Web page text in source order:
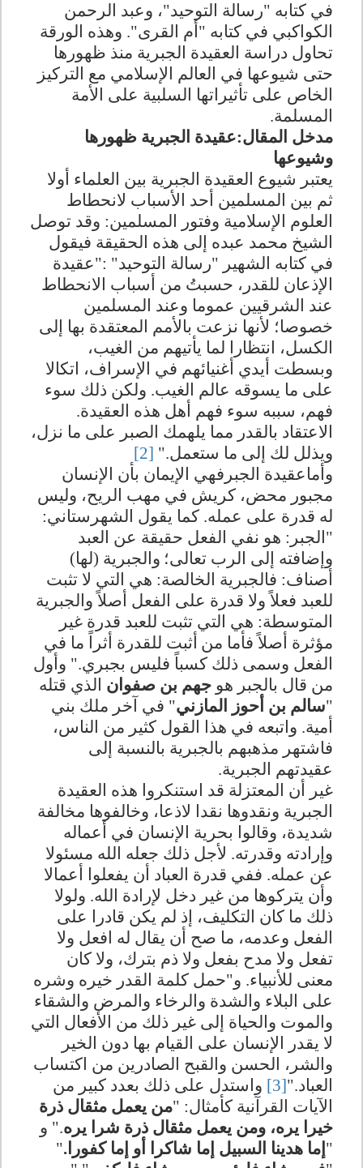
في كتابه "رسالة التوحيد"، وعبد الرحمن
الكواكبي في كتابه "أم القرى". وهذه الورقة
تحاول دراسة العقيدة الجبرية منذ ظهورها
حتى شيوعها في العالم الإسلامي مع التركيز
الخاص على تأثيراتها السلبية على الأمة
المسلمة.
مدخل المقال:عقيدة الجبرية ظهورها
وشيوعها
يعتبر شيوع العقيدة الجبرية بين العلماء أولا
ثم بين المسلمين أحد الأسباب لانحطاط
العلوم الإسلامية وفتور المسلمين: وقد توصل
الشيخ محمد عبده إلى هذه الحقيقة فيقول
في كتابه الشهير "رسالة التوحيد" :"عقيدة
الإذعان للقدر، حسبتُ من أسباب الانحطاط
عند الشرقيين عموما وعند المسلمين
خصوصا؛ لأنها نزعت بالأمم المعتقدة بها إلى
الكسل، انتظارا لما يأتيهم من الغيب،
وبسطت أيدي أغنيائهم في الإسراف، اتكالا
على ما يسوقه عالم الغيب. ولكن ذلك سوء
فهم، سببه سوء فهم أهل هذه العقيدة.
الاعتقاد بالقدر مما يلهمك الصبر على ما نزل،
ويذلل لك إلى ما ستعمل." [2]
وأماعقيدة الجبرفهي الإيمان بأن الإنسان
مجبور محض، كريش في مهب الريح، وليس
له قدرة على عمله. كما يقول الشهرستاني:
"الجبر‏:‏ هو نفي الفعل حقيقة عن العبد
وإضافته إلى الرب تعالى؛ والجبرية (لها)
أصناف‏:‏ فالجبرية الخالصة‏:‏ هي التي لا تثبت
للعبد فعلاً ولا قدرة على الفعل أصلاً والجبرية
المتوسطة‏:‏ هي التي تثبت للعبد قدرة غير
مؤثرة أصلاً فأما من أثبت للقدرة أثراً ما في
الفعل وسمى ذلك كسباً فليس بجبري‏.‏" وأول
من قال بالجبر هو جهم بن صفوان الذي قتله
"سالم بن أحوز المازني" في آخر ملك بني
أمية. واتبعه في هذا القول كثير من الناس،
فاشتهر مذهبهم بالجبرية بالنسبة إلى
عقيدتهم الجبرية.
غير أن المعتزلة قد استنكروا هذه العقيدة
الجبرية ونقدوها نقدا لاذعا، وخالفوها مخالفة
شديدة، وقالوا بحرية الإنسان في أعماله
وإرادته وقدرته. لأجل ذلك جعله الله مسئولا
عن عمله. ففي قدرة العباد أن يفعلوا أعمالا
وأن يتركوها من غير دخل لإرادة الله. ولولا
ذلك ما كان التكليف، إذ لم يكن قادرا على
الفعل وعدمه، ما صح أن يقال له افعل ولا
تفعل ولا مدح بفعل ولا ذم بترك، ولا كان
معنى للأنبياء. و"حمل كلمة القدر خيره وشره
على البلاء والشدة والرخاء والمرض والشقاء
والموت والحياة إلى غير ذلك من الأفعال التي
لا يقدر الإنسان على القيام بها دون الخير
والشر، الحسن والقبح الصادرين من اكتساب
العباد."[3]
واستدل على ذلك بعدد كبير من
الآيات القرآنية كأمثال: "من يعمل مثقال ذرة
خيرا يره، ومن يعمل مثقال ذرة شرا يره." و
" إما هدينا السبيل إما شاكرا أو إما كفورا."